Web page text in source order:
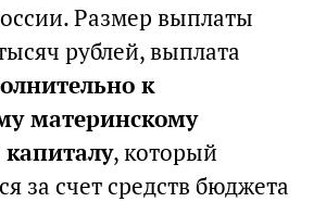
Размер выплаты
рублей, выплата
к
материнскому
, который
за счет средств бюджета